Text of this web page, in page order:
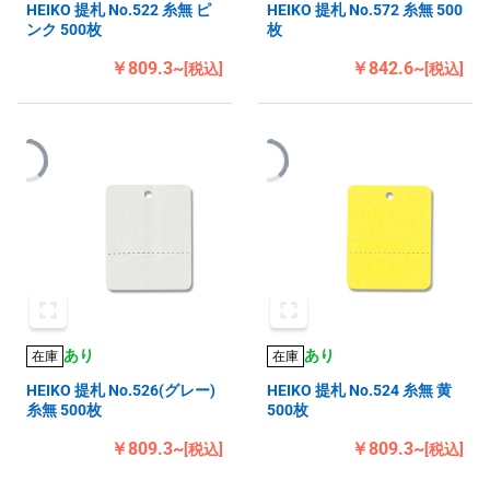
HEIKO 提札 No.522 糸無 ピ
ンク 500枚
￥809.3~[税込]
HEIKO 提札 No.572 糸無 500
枚
￥842.6~[税込]
在庫 あり
HEIKO 提札 No.526(グレー)
糸無 500枚
￥809.3~[税込]
在庫 あり
HEIKO 提札 No.524 糸無 黄
500枚
￥809.3~[税込]